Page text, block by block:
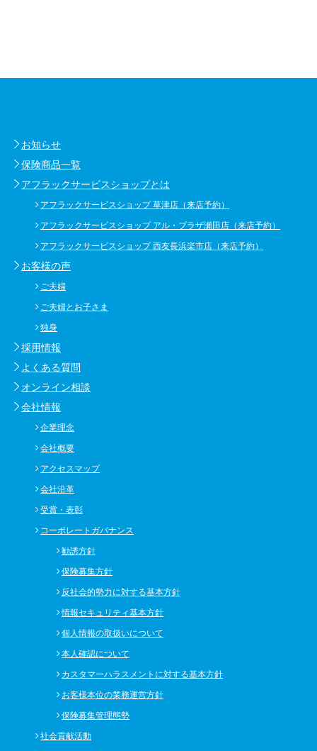
お知らせ
保険商品一覧
アフラックサービスショップとは
アフラックサービスショップ 草津店（来店予約）
アフラックサービスショップ アル・プラザ瀬田店（来店予約）
アフラックサービスショップ 西友長浜楽市店（来店予約）
お客様の声
ご夫婦
ご夫婦とお子さま
独身
採用情報
よくある質問
オンライン相談
会社情報
企業理念
会社概要
アクセスマップ
会社沿革
受賞・表彰
コーポレートガバナンス
勧誘方針
保険募集方針
反社会的勢力に対する基本方針
情報セキュリティ基本方針
個人情報の取扱いについて
本人確認について
カスタマーハラスメントに対する基本方針
お客様本位の業務運営方針
保険募集管理態勢
社会貢献活動